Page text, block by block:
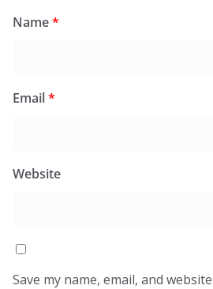
Name*
Email*
Website
Save my name, email, and